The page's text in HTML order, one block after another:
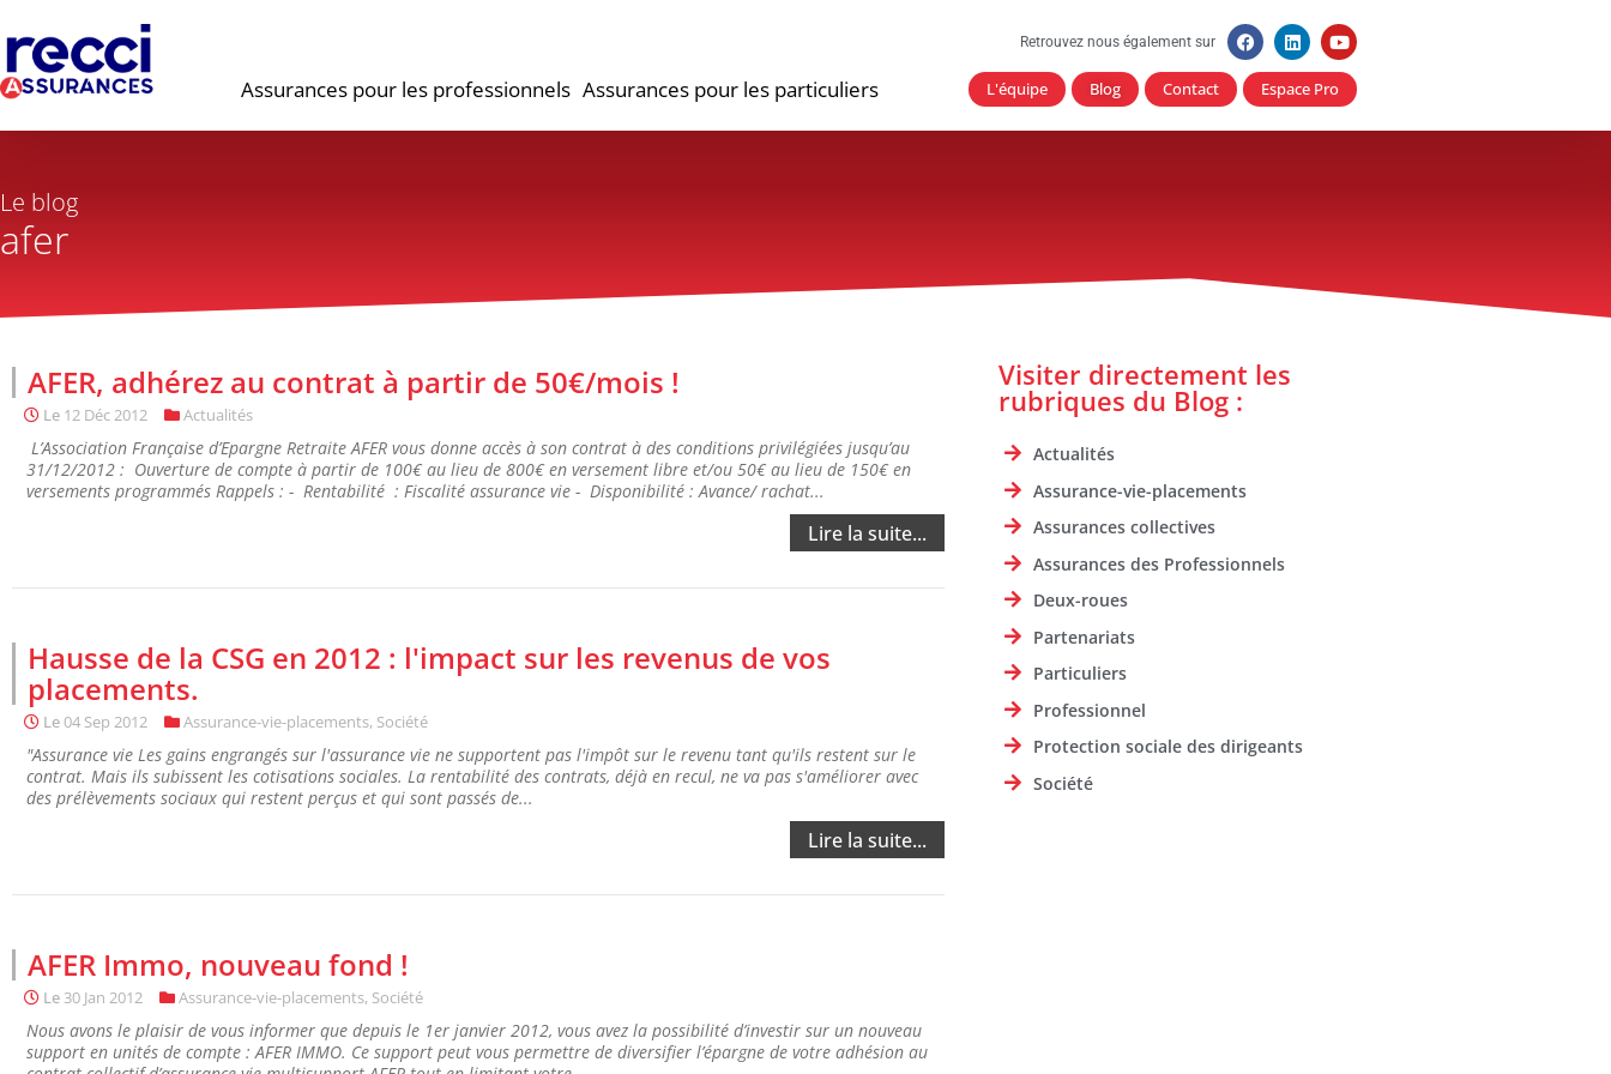
Assurances pour les professionnels Assurances pour les particuliers
Retrouvez nous également sur
L'équipe Blog Contact Espace Pro
Le blog
afer
AFER, adhérez au contrat à partir de 50€/mois !
Le 12 Déc 2012 Actualités
L’Association Française d’Epargne Retraite AFER vous donne accès à son contrat à des conditions privilégiées jusqu’au
31/12/2012 : Ouverture de compte à partir de 100€ au lieu de 800€ en versement libre et/ou 50€ au lieu de 150€ en
versements programmés Rappels : - Rentabilité : Fiscalité assurance vie - Disponibilité : Avance/ rachat...
Lire la suite...
Hausse de la CSG en 2012 : l'impact sur les revenus de vos
placements.
Le04 Sep 2012 Assurance-vie-placements, Société
"Assurance vie Les gains engrangés sur l'assurance vie ne supportent pas l'impôt sur le revenu tant qu'ils restent sur le
contrat. Mais ils subissent les cotisations sociales. La rentabilité des contrats, déjà en recul, ne va pas s'améliorer avec
des prélèvements sociaux qui restent perçus et qui sont passés de...
Lire la suite...
AFER Immo, nouveau fond !
Le 30 Jan 2012 Assurance-vie-placements, Société
Nous avons le plaisir de vous informer que depuis le 1er janvier 2012, vous avez la possibilité d’investir sur un nouveau
support en unités de compte : AFER IMMO. Ce support peut vous permettre de diversifier l’épargne de votre adhésion au
Visiter directement les
rubriques du Blog :
Actualités
Assurance-vie-placements
Assurances collectives
Assurances des Professionnels
Deux-roues
Partenariats
Particuliers
Professionnel
Protection sociale des dirigeants
Société